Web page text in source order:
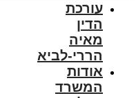
עורכת
הדין
מאיה
הררי-לביא
אודות
המשרד